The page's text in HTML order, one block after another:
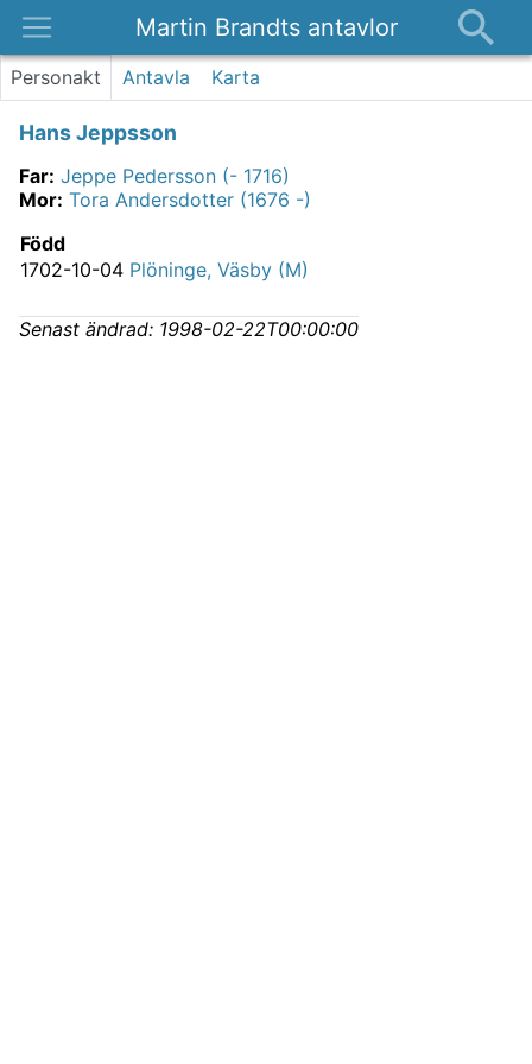
Martin Brandts antavlor
Platser
Kontakt
Personakt Antavla Karta
Hans Jeppsson
Far: Jeppe Pedersson (- 1716)
Mor: Tora Andersdotter (1676 -)
Född
1702-10-04 Plöninge, Väsby (M)
Senast ändrad: 1998-02-22T00:00:00